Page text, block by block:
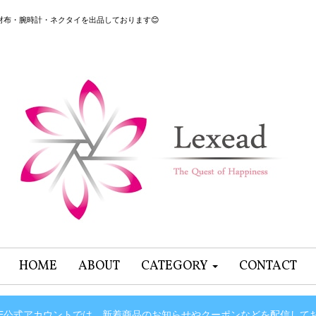
・腕時計・ネクタイを出品しております😊
HOME ABOUT CATEGORY CONTACT